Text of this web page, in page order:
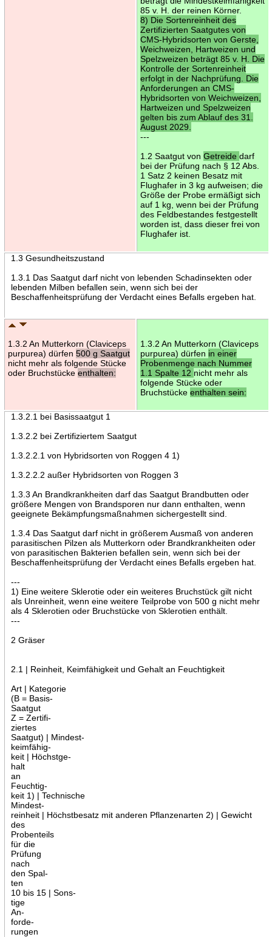
85 v. H. der reinen Körner.
8) Die Sortenreinheit des
Zertifizierten Saatgutes von
CMS-Hybridsorten von Gerste,
Weichweizen, Hartweizen und
Spelzweizen beträgt 85 v. H. Die
Kontrolle der Sortenreinheit
erfolgt in der Nachprüfung. Die
Anforderungen an CMS-
Hybridsorten von Weichweizen,
Hartweizen und Spelzweizen
gelten bis zum Ablauf des 31.
August 2029.
---
1.2 Saatgut von Getreide darf
bei der Prüfung nach § 12 Abs.
1 Satz 2 keinen Besatz mit
Flughafer in 3 kg aufweisen; die
Größe der Probe ermäßigt sich
auf 1 kg, wenn bei der Prüfung
des Feldbestandes festgestellt
worden ist, dass dieser frei von
Flughafer ist.
1.3 Gesundheitszustand
1.3.1 Das Saatgut darf nicht von lebenden Schadinsekten oder
lebenden Milben befallen sein, wenn sich bei der
Beschaffenheitsprüfung der Verdacht eines Befalls ergeben hat.
1.3.2 An Mutterkorn (Claviceps
purpurea) dürfen 500 g Saatgut
nicht mehr als folgende Stücke
oder Bruchstücke enthalten:
1.3.2 An Mutterkorn (Claviceps
purpurea) dürfen in einer
Probenmenge nach Nummer
1.1 Spalte 12 nicht mehr als
folgende Stücke oder
Bruchstücke enthalten sein:
1.3.2.1 bei Basissaatgut 1
1.3.2.2 bei Zertifiziertem Saatgut
1.3.2.2.1 von Hybridsorten von Roggen 4 1)
1.3.2.2.2 außer Hybridsorten von Roggen 3
1.3.3 An Brandkrankheiten darf das Saatgut Brandbutten oder
größere Mengen von Brandsporen nur dann enthalten, wenn
geeignete Bekämpfungsmaßnahmen sichergestellt sind.
1.3.4 Das Saatgut darf nicht in größerem Ausmaß von anderen
parasitischen Pilzen als Mutterkorn oder Brandkrankheiten oder
von parasitischen Bakterien befallen sein, wenn sich bei der
Beschaffenheitsprüfung der Verdacht eines Befalls ergeben hat.
---
1) Eine weitere Sklerotie oder ein weiteres Bruchstück gilt nicht
als Unreinheit, wenn eine weitere Teilprobe von 500 g nicht mehr
als 4 Sklerotien oder Bruchstücke von Sklerotien enthält.
---
2 Gräser
2.1 | Reinheit, Keimfähigkeit und Gehalt an Feuchtigkeit
Art | Kategorie
(B = Basis-
Saatgut
Z = Zertifi-
ziertes
Saatgut) | Mindest-
keimfähig-
keit | Höchstge-
halt
an
Feuchtig-
keit 1) | Technische
Mindest-
reinheit | Höchstbesatz mit anderen Pflanzenarten 2) | Gewicht
des
Probenteils
für die
Prüfung
nach
den Spal-
ten
10 bis 15 | Sons-
tige
An-
forde-
rungen